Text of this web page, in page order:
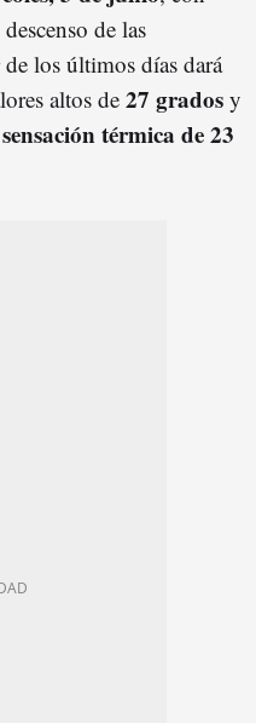
de las
de los últimos días dará
altos de 27 grados y
sensación térmica de 23